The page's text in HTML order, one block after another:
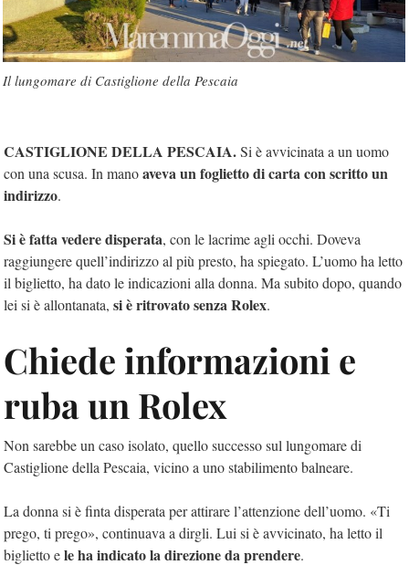
Il lungomare di Castiglione della Pescaia
CASTIGLIONE DELLA PESCAIA.Si è avvicinata a un uomo
con una scusa. In manoaveva un foglietto di carta con scritto un
indirizzo.
Si è fatta vedere disperata, con le lacrime agli occhi. Doveva
raggiungere quell’indirizzo al più presto, ha spiegato. L’uomo ha letto
il biglietto, ha dato le indicazioni alla donna. Ma subito dopo, quando
lei si è allontanata, si è ritrovato senza Rolex.
Chiede informazioni e
ruba un Rolex
Non sarebbe un caso isolato, quello successo sul lungomare di
Castiglione della Pescaia, vicino a uno stabilimento balneare.
La donna si è finta disperata per attirare l’attenzione dell’uomo. «Ti
prego, ti prego», continuava a dirgli. Lui si è avvicinato, ha letto il
biglietto ele ha indicato la direzione da prendere.